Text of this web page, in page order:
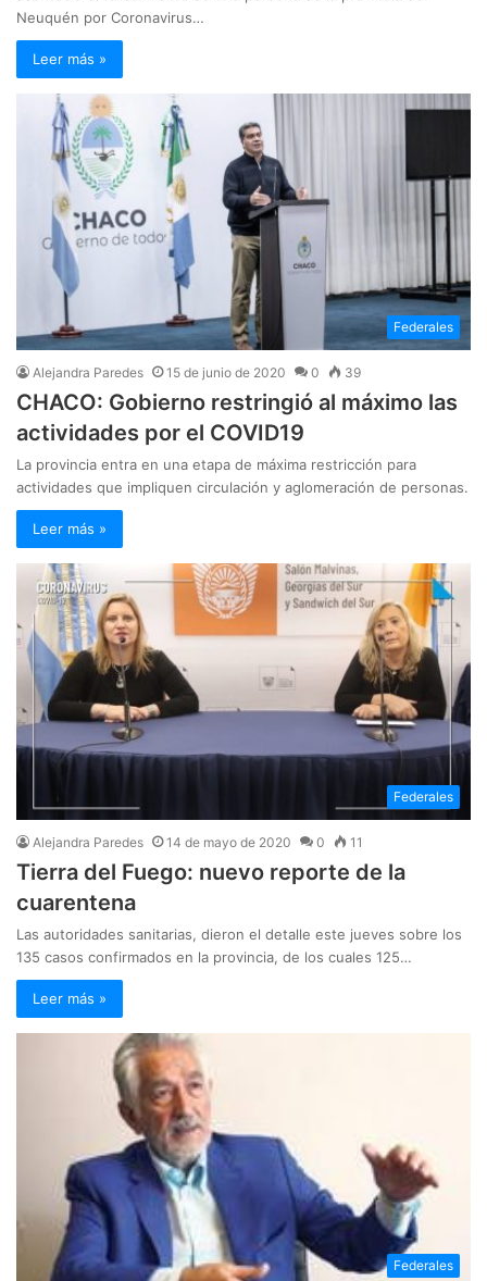
Neuquén por Coronavirus…
Leer más »
Federales
Alejandra Paredes 15 de junio de 2020 0 39
CHACO: Gobierno restringió al máximo las
actividades por el COVID19
La provincia entra en una etapa de máxima restricción para
actividades que impliquen circulación y aglomeración de personas.
Leer más »
Federales
Alejandra Paredes 14 de mayo de 2020 0 11
Tierra del Fuego: nuevo reporte de la
cuarentena
Las autoridades sanitarias, dieron el detalle este jueves sobre los
135 casos confirmados en la provincia, de los cuales 125…
Leer más »
Federales